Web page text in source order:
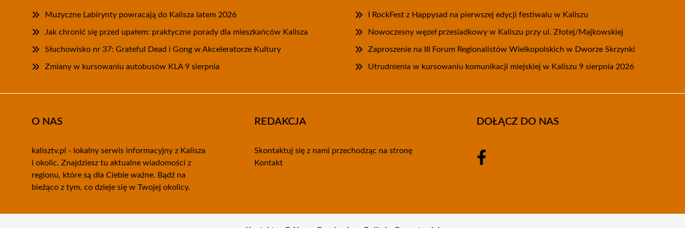
Muzyczne Labirynty powracają do Kalisza latem 2026 I RockFest z Happysad na pierwszej edycji festiwalu w Kaliszu
Jak chronić się przed upałem: praktyczne porady dla mieszkańców Kalisza Nowoczesny węzeł przesiadkowy w Kaliszu przy ul. Złotej/Majkowskiej
Słuchowisko nr 37: Grateful Dead i Gong w Akceleratorze Kultury Zaproszenie na III Forum Regionalistów Wielkopolskich w Dworze Skrzynki
Zmiany w kursowaniu autobusów KLA 9 sierpnia Utrudnienia w kursowaniu komunikacji miejskiej w Kaliszu 9 sierpnia 2026
O NAS
kalisztv.pl - lokalny serwis informacyjny z Kalisza
i okolic. Znajdziesz tu aktualne wiadomości z
regionu, które są dla Ciebie ważne. Bądź na
bieżąco z tym, co dzieje się w Twojej okolicy.
REDAKCJA
Skontaktuj się z nami przechodząc na stronę
Kontakt
DOŁĄCZ DO NAS